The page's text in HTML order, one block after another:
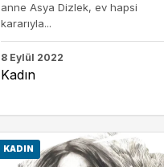
anne Asya Dizlek, ev hapsi
kararıyla...
8 Eylül 2022
Kadın
KADIN